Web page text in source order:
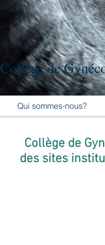
Collège de
Qui sommes-nous?
Collège de
des sites